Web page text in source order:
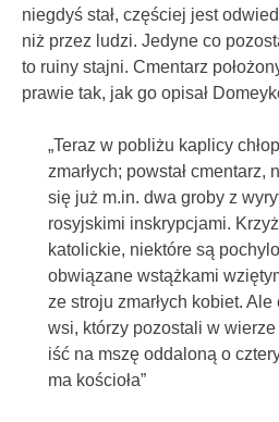
niegdyś stał, częściej jest
niż przez ludzi. Jedyne co
to ruiny stajni. Cmentarz
prawie tak, jak go opisał
„Teraz w pobliżu kaplicy
zmarłych; powstał cmentarz,
się już m.in. dwa groby z
rosyjskimi inskrypcjami.
katolickie, niektóre są
obwiązane wstążkami
ze stroju zmarłych kobiet.
wsi, którzy pozostali w
iść na mszę oddaloną o
ma kościoła”